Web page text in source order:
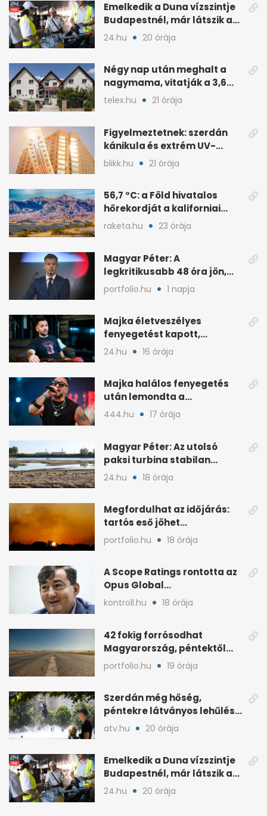
Emelkedik a Duna vízszintje
Budapestnél, már látszik a
fordulat
24.hu 20 órája
Négy nap után meghalt a
nagymama, vitatják a 3,6
milliós gondozási díjat
telex.hu 21 órája
Figyelmeztetnek: szerdán
kánikula és extrém UV-
terhelés jön
blikk.hu 21 órája
56,7 °C: a Föld hivatalos
hőrekordját a kaliforniai
Death Valley tartja
raketa.hu 23 órája
Magyar Péter: A
legkritikusabb 48 óra jön,
ahol lehet, legyen home
office
portfolio.hu 1 napja
Majka életveszélyes
fenyegetést kapott,
lemondta az erdélyi
24.hu 16 órája
Majka halálos fenyegetés
után lemondta a
sepsiszentgyörgyi koncertet
444.hu 17 órája
Magyar Péter: Az utolsó
paksi turbina stabilan
termel
24.hu 18 órája
Megfordulhat az időjárás:
tartós eső jöhet
Magyarországra a hónap
végén
portfolio.hu 18 órája
A Scope Ratings rontotta az
Opus Global
kötvénybesorolását
kontroll.hu 18 órája
42 fokig forrósodhat
Magyarország, péntektől
zivatarok hűtenek
portfolio.hu 19 órája
Szerdán még hőség,
péntekre látványos lehűlés
jöhet
atv.hu 20 órája
Emelkedik a Duna vízszintje
Budapestnél, már látszik a
fordulat
24.hu 20 órája